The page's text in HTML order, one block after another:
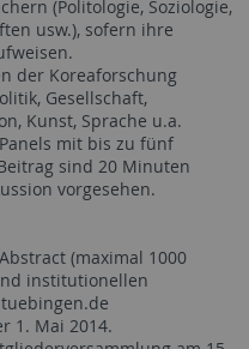
(Politologie, Soziologie,
usw.), sofern ihre
der Koreaforschung
Gesellschaft,
Kunst, Sprache u.a.
mit bis zu fünf
sind 20 Minuten
vorgesehen.
(maximal 1000
institutionellen
1. Mai 2014.